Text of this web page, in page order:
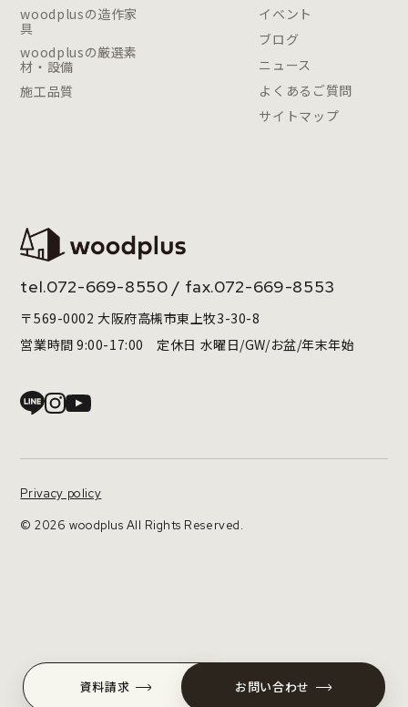
woodplusの造作家
具
woodplusの厳選素
材・設備
施工品質
イベント
ブログ
ニュース
よくあるご質問
サイトマップ
tel.072-669-8550 / fax.072-669-8553
〒569-0002 大阪府高槻市東上牧3-30-8
営業時間 9:00-17:00 定休日 水曜日/GW/お盆/年末年始
Privacy policy
© 2026 woodplus All Rights Reserved.
資料請求 お問い合わせ